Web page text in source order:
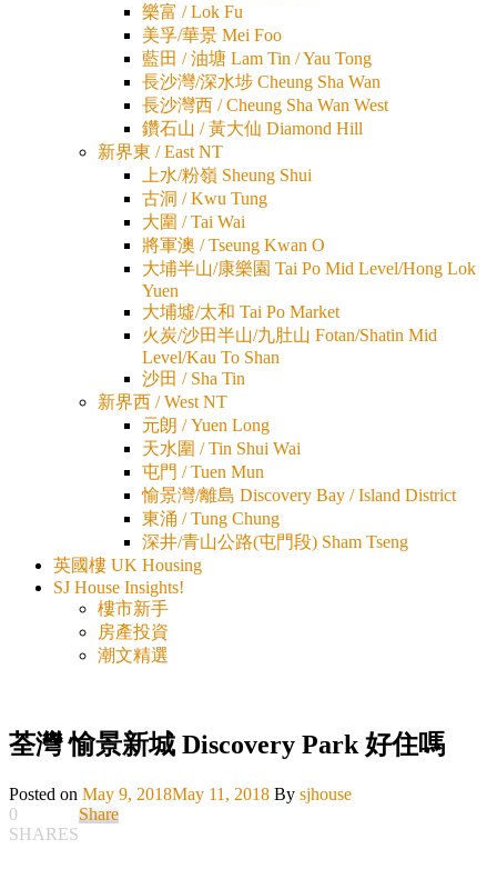
樂富 / Lok Fu
美孚/華景 Mei Foo
藍田 / 油塘 Lam Tin / Yau Tong
長沙灣/深水埗 Cheung Sha Wan
長沙灣西 / Cheung Sha Wan West
鑽石山 / 黃大仙 Diamond Hill
新界東 / East NT
上水/粉嶺 Sheung Shui
古洞 / Kwu Tung
大圍 / Tai Wai
將軍澳 / Tseung Kwan O
大埔半山/康樂園 Tai Po Mid Level/Hong Lok
Yuen
大埔墟/太和 Tai Po Market
火炭/沙田半山/九肚山 Fotan/Shatin Mid
Level/Kau To Shan
沙田 / Sha Tin
新界西 / West NT
元朗 / Yuen Long
天水圍 / Tin Shui Wai
屯門 / Tuen Mun
愉景灣/離島 Discovery Bay / Island District
東涌 / Tung Chung
深井/青山公路(屯門段) Sham Tseng
英國樓 UK Housing
SJ House Insights!
樓市新手
房產投資
潮文精選
荃灣 愉景新城 Discovery Park 好住嗎
Posted on May 9, 2018May 11, 2018 By sjhouse
0
SHARES
Share